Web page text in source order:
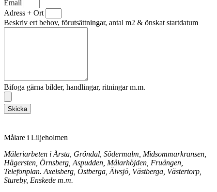
Email
Adress + Ort
Beskriv ert behov, förutsättningar, antal m2 & önskat startdatum
Bifoga gärna bilder, handlingar, ritningar m.m.
Skicka
Målare i Liljeholmen
Måleriarbeten i Årsta, Gröndal, Södermalm, Midsommarkransen,
Hägersten, Örnsberg, Aspudden, Mälarhöjden, Fruängen,
Telefonplan. Axelsberg, Östberga, Älvsjö, Västberga, Västertorp,
Stureby, Enskede m.m.